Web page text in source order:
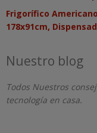
Frigorífico Americano
178x91cm,
Nuestro blog
Todos Nuestros
tecnología en casa.